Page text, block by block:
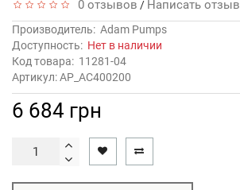
0 отзывов / Написать отзыв
Производитель: Adam Pumps
Доступность: Нет в наличии
Код товара: 11281-04
Артикул: AP_AC400200
6 684 грн